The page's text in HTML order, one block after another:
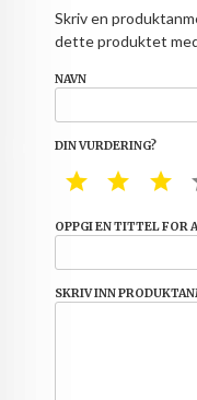
Skriv en
dette produktet
NAVN
DIN VURDERING?
1 STAR
2
OPPGI EN TITTEL FOR
SKRIV INN